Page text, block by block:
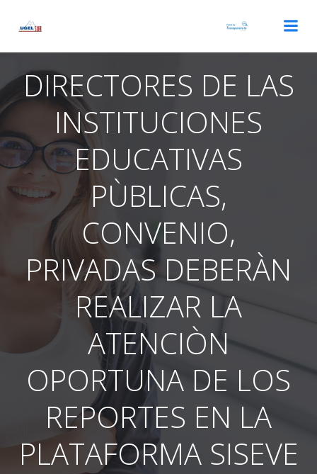
DIRECTORES DE LAS
INSTITUCIONES
EDUCATIVAS
PÙBLICAS,
CONVENIO,
PRIVADAS DEBERÀN
REALIZAR LA
ATENCIÒN
OPORTUNA DE LOS
REPORTES EN LA
PLATAFORMA SISEVE